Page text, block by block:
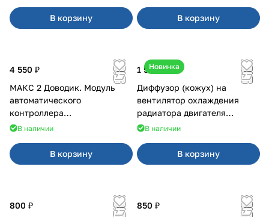
В корзину В корзину
4 550 ₽
МАКС 2 Доводик. Модуль
автоматического
контроллера
стеклоподъемников для
В наличии
В корзину
Новинка
1 500 ₽
Диффузор (кожух) на
вентилятор охлаждения
радиатора двигателя
Приора 2170 Panasonic
В наличии
В корзину
800 ₽
850 ₽